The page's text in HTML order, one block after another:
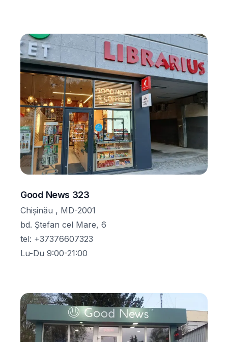
Good News 323
Chișinău , MD-2001
bd. Ștefan cel Mare, 6
tel: +37376607323
Lu-Du 9:00-21:00